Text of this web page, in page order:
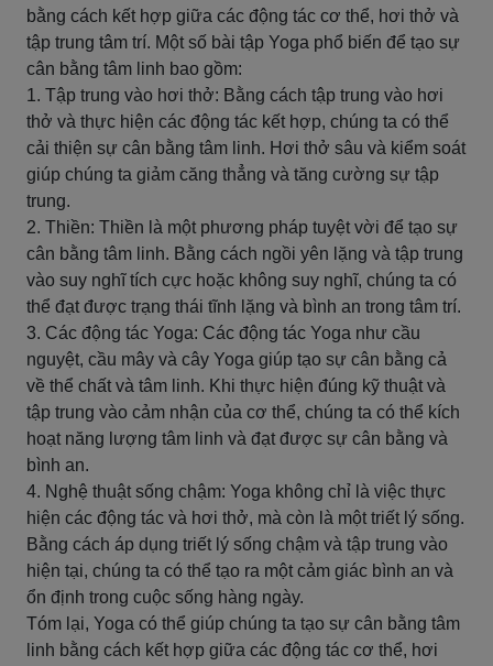
bằng cách kết hợp giữa các động tác cơ thể, hơi thở và
tập trung tâm trí. Một số bài tập Yoga phổ biến để tạo sự
cân bằng tâm linh bao gồm:
1. Tập trung vào hơi thở: Bằng cách tập trung vào hơi
thở và thực hiện các động tác kết hợp, chúng ta có thể
cải thiện sự cân bằng tâm linh. Hơi thở sâu và kiểm soát
giúp chúng ta giảm căng thẳng và tăng cường sự tập
trung.
2. Thiền: Thiền là một phương pháp tuyệt vời để tạo sự
cân bằng tâm linh. Bằng cách ngồi yên lặng và tập trung
vào suy nghĩ tích cực hoặc không suy nghĩ, chúng ta có
thể đạt được trạng thái tĩnh lặng và bình an trong tâm trí.
3. Các động tác Yoga: Các động tác Yoga như cầu
nguyệt, cầu mây và cây Yoga giúp tạo sự cân bằng cả
về thể chất và tâm linh. Khi thực hiện đúng kỹ thuật và
tập trung vào cảm nhận của cơ thể, chúng ta có thể kích
hoạt năng lượng tâm linh và đạt được sự cân bằng và
bình an.
4. Nghệ thuật sống chậm: Yoga không chỉ là việc thực
hiện các động tác và hơi thở, mà còn là một triết lý sống.
Bằng cách áp dụng triết lý sống chậm và tập trung vào
hiện tại, chúng ta có thể tạo ra một cảm giác bình an và
ổn định trong cuộc sống hàng ngày.
Tóm lại, Yoga có thể giúp chúng ta tạo sự cân bằng tâm
linh bằng cách kết hợp giữa các động tác cơ thể, hơi